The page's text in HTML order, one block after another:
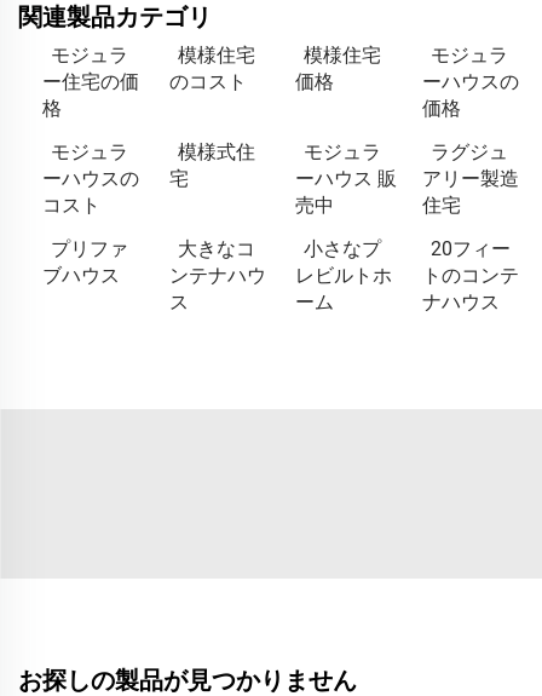
関連製品カテゴリ
モジュラ
ー住宅の価
格
模様住宅
のコスト
模様住宅
価格
モジュラ
ーハウスの
価格
モジュラ
ーハウスの
コスト
模様式住
宅
モジュラ
ーハウス 販
売中
ラグジュ
アリー製造
住宅
プリファ
ブハウス
大きなコ
ンテナハウ
ス
小さなプ
レビルトホ
ーム
20フィー
トのコンテ
ナハウス
お探しの製品が見つかりません